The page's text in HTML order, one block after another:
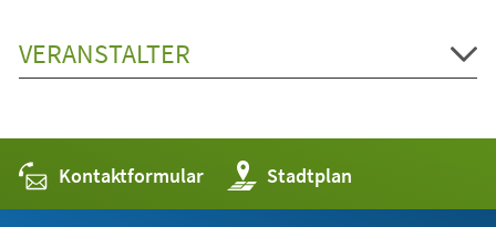
VERANSTALTER
Kontaktformular Stadtplan
(Öffnet
in
einem